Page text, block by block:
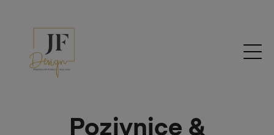
Pozivnice &